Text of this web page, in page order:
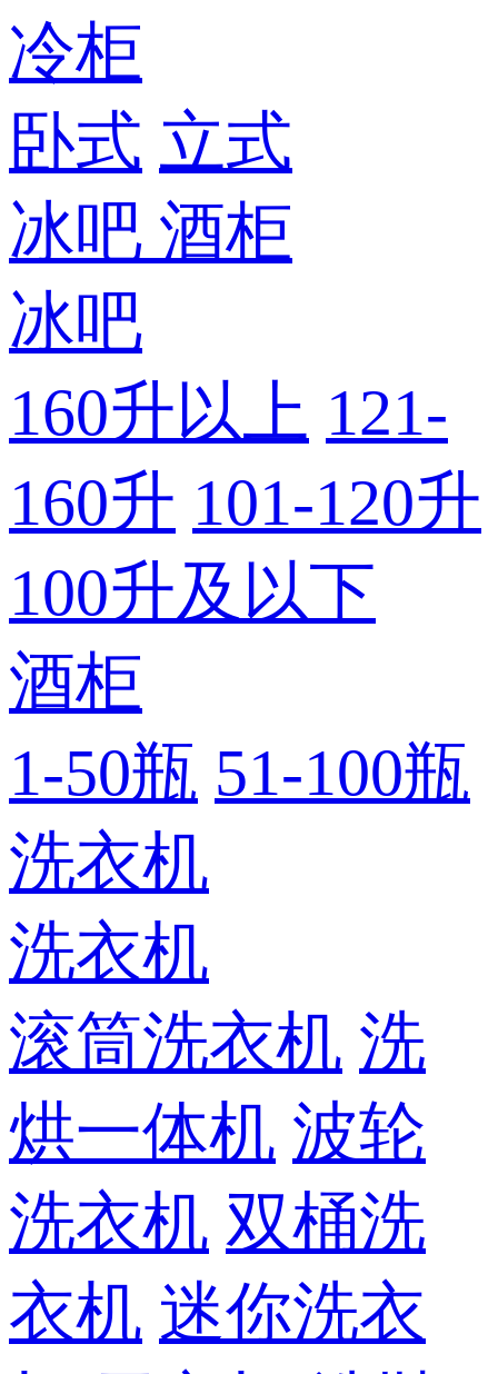
冷柜
卧式 立式
冰吧 酒柜
冰吧
160升以上 121-
160升 101-120升
100升及以下
酒柜
1-50瓶 51-100瓶
洗衣机
洗衣机
滚筒洗衣机 洗
烘一体机 波轮
洗衣机 双桶洗
衣机 迷你洗衣